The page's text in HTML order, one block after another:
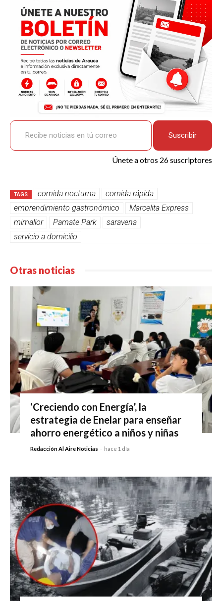
o
k
p
p
k
tir
Recibe noticias en tú correo
Suscribir
Únete a otros 26 suscriptores
TAGS comida nocturna
comida rápida
emprendimiento gastronómico
Marcelita Express
mimallor
Pamate Park
saravena
servicio a domicilio
Otras noticias
‘Creciendo con Energía’, la
estrategia de Enelar para enseñar
ahorro energético a niños y niñas
Redacción Al Aire Noticias - hace 1 día